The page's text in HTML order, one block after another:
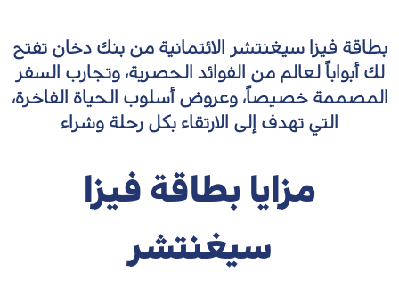
بطاقة فيزا سيغنتشر الائتمانية من بنك دخان تفتح
لك أبواباً لعالم من الفوائد الحصرية، وتجارب السفر
المصممة خصيصاً، وعروض أسلوب الحياة الفاخرة،
التي تهدف إلى الارتقاء بكل رحلة وشراء
مزايا بطاقة فيزا
سيغنتشر